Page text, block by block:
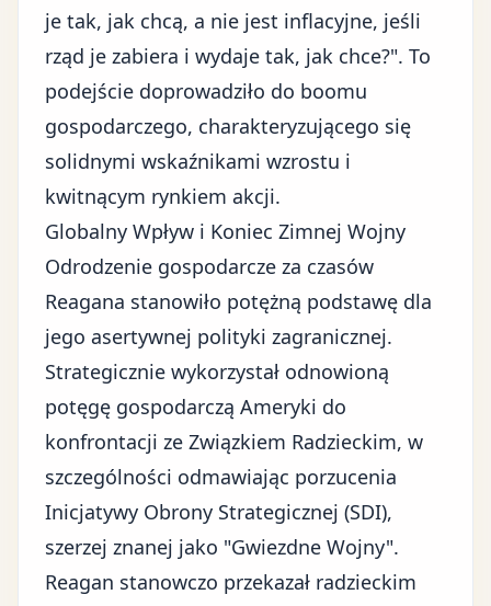
je tak, jak chcą, a nie jest inflacyjne, jeśli
rząd je zabiera i wydaje tak, jak chce?". To
podejście doprowadziło do boomu
gospodarczego, charakteryzującego się
solidnymi wskaźnikami wzrostu i
kwitnącym rynkiem akcji.
Globalny Wpływ i Koniec Zimnej Wojny
Odrodzenie gospodarcze za czasów
Reagana stanowiło potężną podstawę dla
jego asertywnej polityki zagranicznej.
Strategicznie wykorzystał odnowioną
potęgę gospodarczą Ameryki do
konfrontacji ze Związkiem Radzieckim, w
szczególności odmawiając porzucenia
Inicjatywy Obrony Strategicznej (SDI),
szerzej znanej jako "Gwiezdne Wojny".
Reagan stanowczo przekazał radzieckim